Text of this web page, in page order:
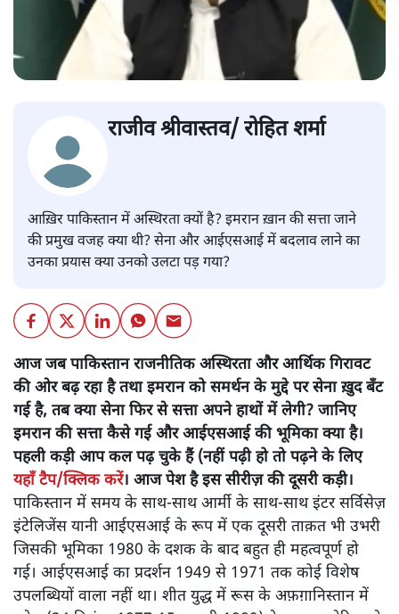
राजीव श्रीवास्तव/ रोहित शर्मा
आख़िर पाकिस्तान में अस्थिरता क्यों है? इमरान ख़ान की सत्ता जाने
की प्रमुख वजह क्या थी? सेना और आईएसआई में बदलाव लाने का
उनका प्रयास क्या उनको उलटा पड़ गया?
आज जब पाकिस्तान राजनीतिक अस्थिरता और आर्थिक गिरावट
की ओर बढ़ रहा है तथा इमरान को समर्थन के मुद्दे पर सेना ख़ुद बँट
गई है, तब क्या सेना फिर से सत्ता अपने हाथों में लेगी? जानिए
इमरान की सत्ता कैसे गई और आईएसआई की भूमिका क्या है।
पहली कड़ी आप कल पढ़ चुके हैं (नहीं पढ़ी हो तो पढ़ने के लिए
यहाँ टैप/क्लिक करें। आज पेश है इस सीरीज़ की दूसरी कड़ी।
पाकिस्तान में समय के साथ-साथ आर्मी के साथ-साथ इंटर सर्विसेज़
इंटेलिजेंस यानी आईएसआई के रूप में एक दूसरी ताक़त भी उभरी
जिसकी भूमिका 1980 के दशक के बाद बहुत ही महत्वपूर्ण हो
गई। आईएसआई का प्रदर्शन 1949 से 1971 तक कोई विशेष
उपलब्धियों वाला नहीं था। शीत युद्ध में रूस के अफ़ग़ानिस्तान में